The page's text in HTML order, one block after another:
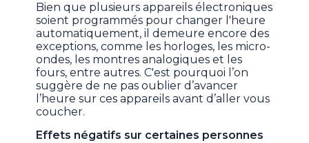
Bien que plusieurs appareils électroniques
soient programmés pour changer l'heure
automatiquement, il demeure encore des
exceptions, comme les horloges, les micro-
ondes, les montres analogiques et les
fours, entre autres. C'est pourquoi l’on
suggère de ne pas oublier d’avancer
l’heure sur ces appareils avant d’aller vous
coucher.
Effets négatifs sur certaines personnes